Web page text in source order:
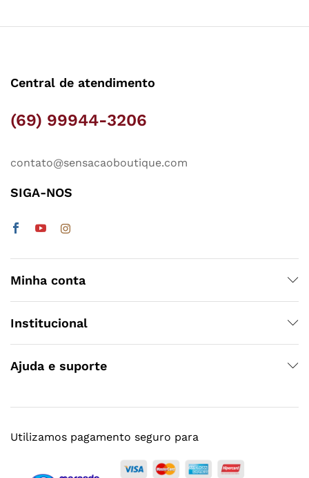
Central de atendimento
(69) 99944-3206
contato@sensacaoboutique.com
SIGA-NOS
Minha conta
Institucional
Ajuda e suporte
Utilizamos pagamento seguro para